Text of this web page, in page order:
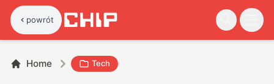
powrót
Home Tech